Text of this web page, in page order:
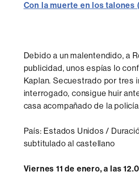
Con la muerte en los
Debido a un malentendido, a
publicidad, unos espías lo
Kaplan. Secuestrado por tres
interrogado, consigue huir
casa acompañado de la
País: Estados Unidos /
subtitulado al castellano
Viernes 11 de enero, a las